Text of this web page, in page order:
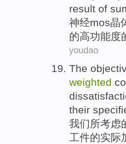
result of
神经mos晶
的高功能度
youdao
The
weighted
their
我们所考虑
工件的实际